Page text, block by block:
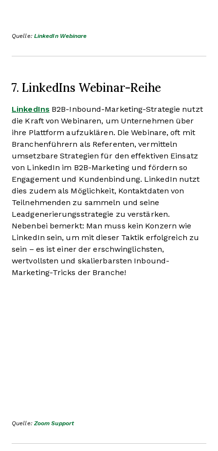
Quelle: LinkedIn Webinare
7. LinkedIns Webinar-Reihe
LinkedIns B2B-Inbound-Marketing-Strategie nutzt
die Kraft von Webinaren, um Unternehmen über
ihre Plattform aufzuklären. Die Webinare, oft mit
Branchenführern als Referenten, vermitteln
umsetzbare Strategien für den effektiven Einsatz
von LinkedIn im B2B-Marketing und fördern so
Engagement und Kundenbindung. LinkedIn nutzt
dies zudem als Möglichkeit, Kontaktdaten von
Teilnehmenden zu sammeln und seine
Leadgenerierungsstrategie zu verstärken.
Nebenbei bemerkt: Man muss kein Konzern wie
LinkedIn sein, um mit dieser Taktik erfolgreich zu
sein – es ist einer der erschwinglichsten,
wertvollsten und skalierbarsten Inbound-
Marketing-Tricks der Branche!
Quelle: Zoom Support